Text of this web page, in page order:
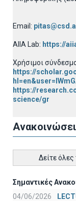
Email:
AIIA Lab: https://
Χρήσιμοι
https://
https://
science/gr
Δείτε όλες
Σημαντικές
04/06/2026